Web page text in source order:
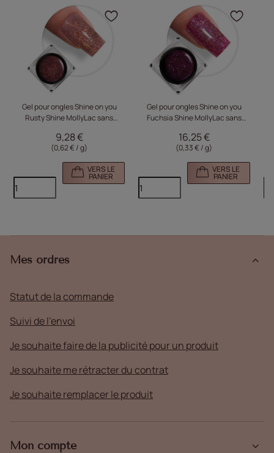
Gel pour ongles Shine on you
Rusty Shine MollyLac sans
9,28 €
(0,62 € / g)
VERS LE
PANIER
Cliquez pour ajouter le
Gel pour ongles Shine on you
Fuchsia Shine MollyLac sans
16,25 €
(0,33 € / g)
VERS LE
PANIER
Mes ordres
Statut de la commande
Suivi de l'envoi
Je souhaite faire de la publicité pour un produit
Je souhaite me rétracter du contrat
Je souhaite remplacer le produit
Mon compte